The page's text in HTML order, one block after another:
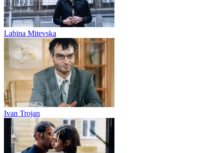
Labina Mitevska
Ivan Trojan